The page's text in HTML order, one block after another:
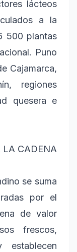
lácteos
a la
500 plantas
Puno
Cajamarca,
regiones
quesera e
LA CADENA
se suma
por el
de valor
frescos,
establecen